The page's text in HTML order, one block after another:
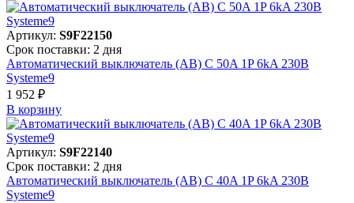
Артикул: S9F22150
Срок поставки: 2 дня
Автоматический выключатель (АВ) C 50A 1P 6kA 230В
Systeme9
1 952 ₽
В корзинy
Артикул: S9F22140
Срок поставки: 2 дня
Автоматический выключатель (АВ) C 40A 1P 6kA 230В
Systeme9